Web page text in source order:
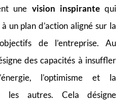
une vision inspirantequi
à un plan d’action aligné sur la
de l’entreprise. Au
des capacités à insuffler
l’optimisme et la
les autres. Cela désigne